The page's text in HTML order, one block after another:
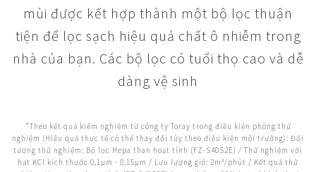
mùi được kết hợp thành một bộ lọc thuận
tiện để lọc sạch hiệu quả chất ô nhiễm trong
nhà của bạn. Các bộ lọc có tuổi thọ cao và dễ
dàng vệ sinh
*Theo kết quả kiểm nghiệm từ công ty Toray trong điều kiện phòng thử
nghiệm (Hiệu quả thực tế có thể thay đổi tùy theo điều kiện môi trường): Đối
tượng thử nghiệm: Bộ lọc Hepa than hoạt tính (FZ-S40S2E) / Thử nghiệm với
hạt KCl kích thước 0,1µm - 0,15µm / Lưu lượng gió: 2m³/phút / Kết quả thử